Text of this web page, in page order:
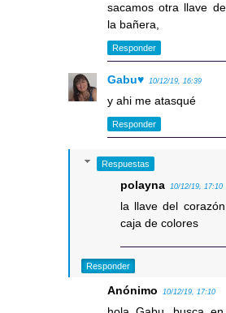
sacamos otra llave
la bañera,
Responder
Gabu♥ 10/12/19, 16:39
y ahi me atasqué
Responder
Respuestas
polayna 10/12/19, 17:10
la llave del
caja de colores
Responder
Anónimo 10/12/19, 17:10